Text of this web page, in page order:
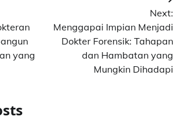
yang
Next:
Menggapai Impian Menjadi
Dokter Forensik: Tahapan
dan Hambatan yang
Mungkin Dihadapi